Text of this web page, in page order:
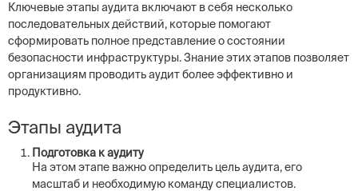
Ключевые этапы аудита включают в себя несколько
последовательных действий, которые помогают
сформировать полное представление о состоянии
безопасности инфраструктуры. Знание этих этапов позволяет
организациям проводить аудит более эффективно и
продуктивно.
Этапы аудита
Подготовка к аудиту
На этом этапе важно определить цель аудита, его
масштаб и необходимую команду специалистов.